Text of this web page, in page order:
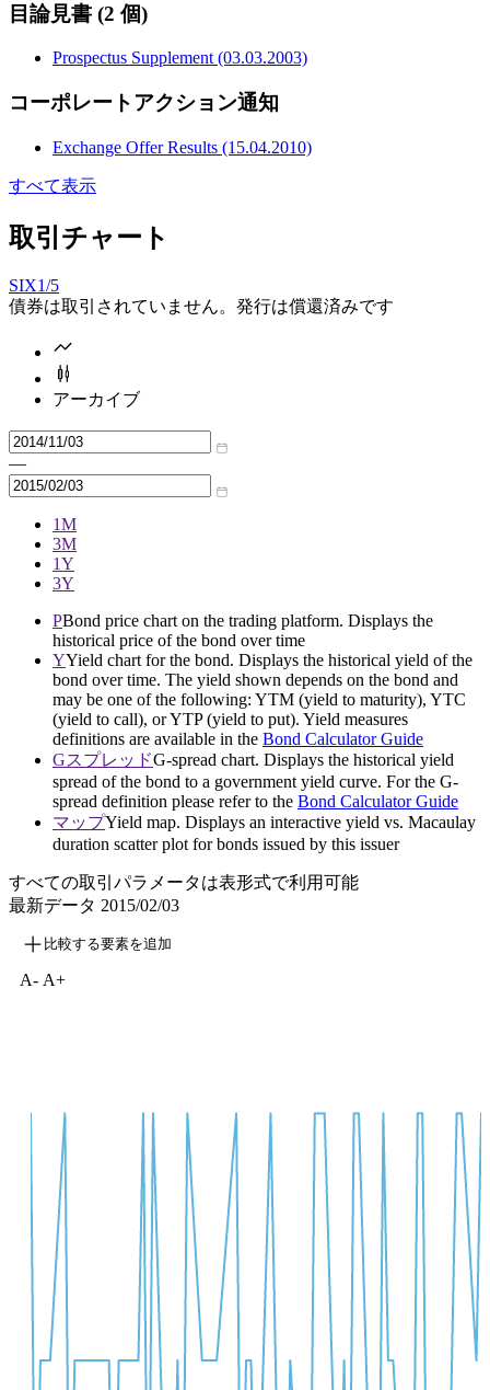
目論見書 (2 個)
Prospectus Supplement (03.03.2003)
コーポレートアクション通知
Exchange Offer Results (15.04.2010)
すべて表示
取引チャート
SIX1/5
債券は取引されていません。発行は償還済みです
アーカイブ
—
1M
3M
1Y
3Y
PBond price chart on the trading platform. Displays the
historical price of the bond over time
YYield chart for the bond. Displays the historical yield of the
bond over time. The yield shown depends on the bond and
may be one of the following: YTM (yield to maturity), YTC
(yield to call), or YTP (yield to put). Yield measures
definitions are available in the Bond Calculator Guide
GスプレッドG-spread chart. Displays the historical yield
spread of the bond to a government yield curve. For the G-
spread definition please refer to the Bond Calculator Guide
マップYield map. Displays an interactive yield vs. Macaulay
duration scatter plot for bonds issued by this issuer
すべての取引パラメータは表形式で利用可能
最新データ 2015/02/03
比較する要素を追加